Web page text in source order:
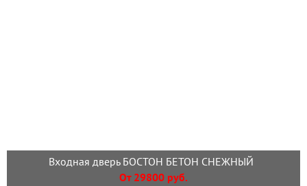
Входная дверь БОСТОН БЕТОН СНЕЖНЫЙ
От 29800 руб.